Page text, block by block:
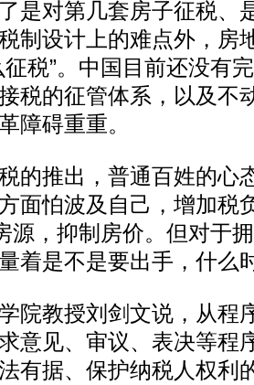
对第几套房子征税、
制设计上的难点外，房
征税”。中国目前还没有
税的征管体系，以及不
障碍重重。
推出，普通百姓的心
面怕波及自己，增加税
源，抑制房价。但对于
着是不是要出手，什么
教授刘剑文说，从程
意见、审议、表决等程
有据、保护纳税人权利